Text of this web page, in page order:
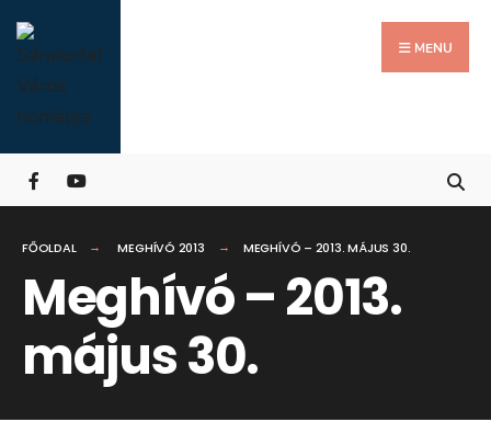
Skip
to
content
MENU
FŐOLDAL MEGHÍVÓ 2013 MEGHÍVÓ – 2013. MÁJUS 30.
Meghívó – 2013.
május 30.
for:
Close